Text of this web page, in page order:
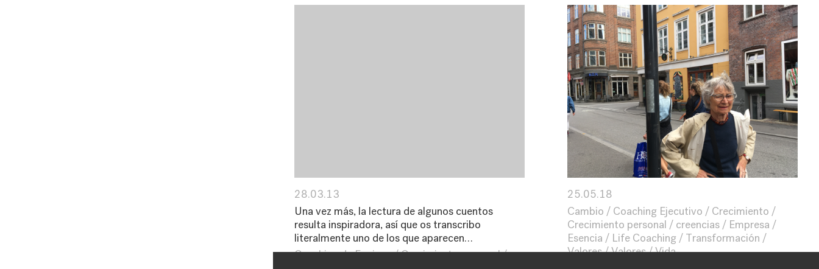
28.03.13
Una vez más, la lectura de algunos cuentos
resulta inspiradora, así que os transcribo
literalmente uno de los que aparecen…
Coaching de Equipos
Crecimiento personal
25.05.18
Cambio
Coaching Ejecutivo
Crecimiento
Crecimiento personal
creencias
Empresa
Esencia
Life Coaching
Transformación
Valores
Valores Vida